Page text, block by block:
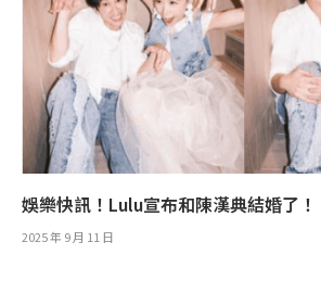
娛樂快訊！Lulu宣布和陳漢典結婚了！
2025 年 9 月 11 日